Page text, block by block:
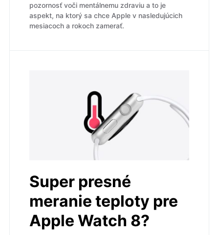
pozornosť voči mentálnemu zdraviu a to je
aspekt, na ktorý sa chce Apple v nasledujúcich
mesiacoch a rokoch zamerať.
Super presné
meranie teploty pre
Apple Watch 8?